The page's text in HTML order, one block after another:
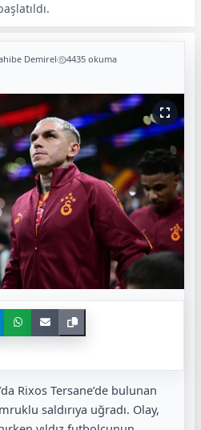
Demirel 4435 okuma
Rixos Tersane’de bulunan
saldırıya uğradı. Olay,